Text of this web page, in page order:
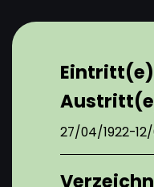
27/04/1922-